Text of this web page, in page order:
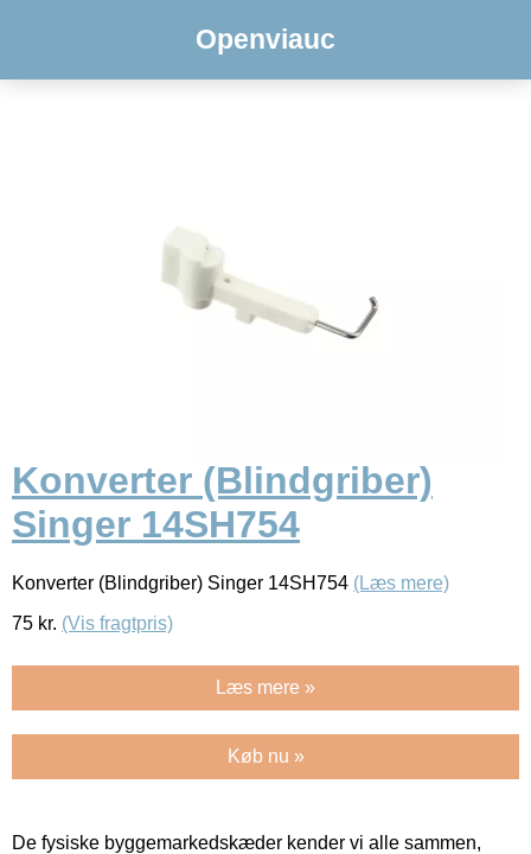
Openviauc
Konverter (Blindgriber)
Singer 14SH754
Konverter (Blindgriber) Singer 14SH754 (Læs mere)
75 kr. (Vis fragtpris)
Læs mere »
Køb nu »
De fysiske byggemarkedskæder kender vi alle sammen,